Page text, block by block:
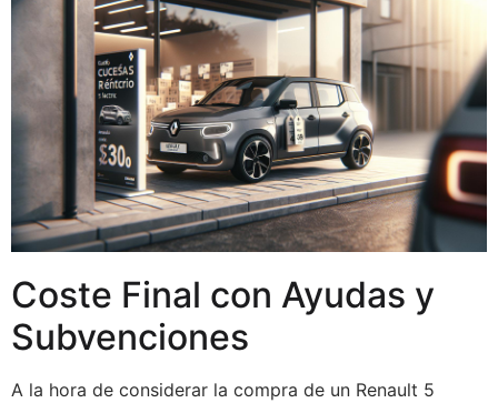
Coste Final con Ayudas y
Subvenciones
A la hora de considerar la compra de un Renault 5